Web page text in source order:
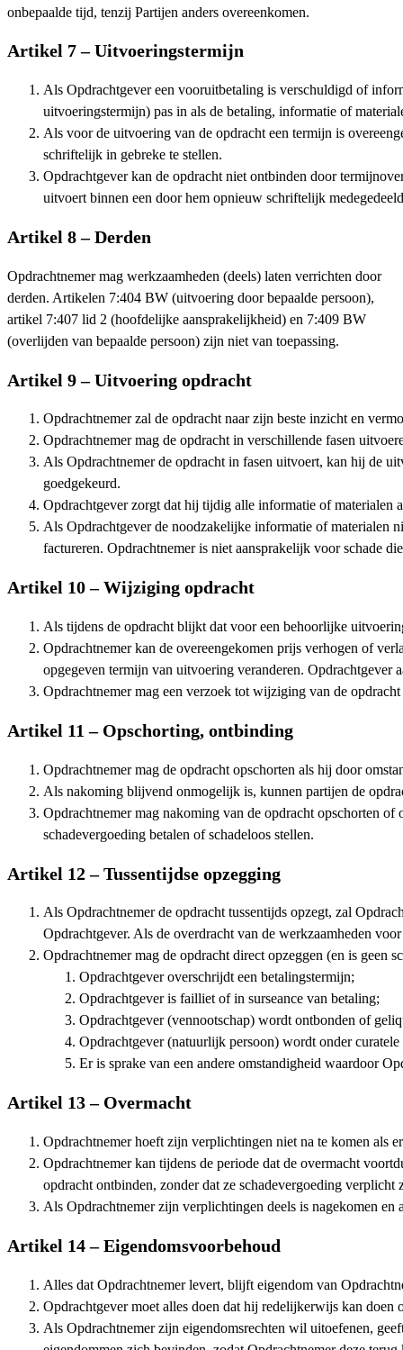
onbepaalde tijd, tenzij Partijen anders overeenkomen.
Artikel 7 – Uitvoeringstermijn
Als Opdrachtgever een vooruitbetaling is verschuldigd of
uitvoeringstermijn) pas in als de betaling, informatie of
Als voor de uitvoering van de opdracht een termijn is
schriftelijk in gebreke te stellen.
Opdrachtgever kan de opdracht niet ontbinden door
uitvoert binnen een door hem opnieuw schriftelijk
Artikel 8 – Derden
Opdrachtnemer mag werkzaamheden (deels) laten verrichten door
derden. Artikelen 7:404 BW (uitvoering door bepaalde persoon),
artikel 7:407 lid 2 (hoofdelijke aansprakelijkheid) en 7:409 BW
(overlijden van bepaalde persoon) zijn niet van toepassing.
Artikel 9 – Uitvoering opdracht
Opdrachtnemer zal de opdracht naar zijn beste inzicht en
Opdrachtnemer mag de opdracht in verschillende fasen
Als Opdrachtnemer de opdracht in fasen uitvoert, kan hij de
goedgekeurd.
Opdrachtgever zorgt dat hij tijdig alle informatie of materialen
Als Opdrachtgever de noodzakelijke informatie of materialen
factureren. Opdrachtnemer is niet aansprakelijk voor schade
Artikel 10 – Wijziging opdracht
Als tijdens de opdracht blijkt dat voor een behoorlijke
Opdrachtnemer kan de overeengekomen prijs verhogen of
opgegeven termijn van uitvoering veranderen.
Opdrachtnemer mag een verzoek tot wijziging van de
Artikel 11 – Opschorting, ontbinding
Opdrachtnemer mag de opdracht opschorten als hij door
Als nakoming blijvend onmogelijk is, kunnen partijen de
Opdrachtnemer mag nakoming van de opdracht opschorten
schadevergoeding betalen of schadeloos stellen.
Artikel 12 – Tussentijdse opzegging
Als Opdrachtnemer de opdracht tussentijds opzegt, zal
Opdrachtgever. Als de overdracht van de werkzaamheden
Opdrachtnemer mag de opdracht direct opzeggen (en is geen
Opdrachtgever overschrijdt een betalingstermijn;
Opdrachtgever is failliet of in surseance van betaling;
Opdrachtgever (vennootschap) wordt ontbonden of
Opdrachtgever (natuurlijk persoon) wordt onder
Er is sprake van een andere omstandigheid waardoor
Artikel 13 – Overmacht
Opdrachtnemer hoeft zijn verplichtingen niet na te komen als
Opdrachtnemer kan tijdens de periode dat de overmacht
opdracht ontbinden, zonder dat ze schadevergoeding verplicht
Als Opdrachtnemer zijn verplichtingen deels is nagekomen en
Artikel 14 – Eigendomsvoorbehoud
Alles dat Opdrachtnemer levert, blijft eigendom van
Opdrachtgever moet alles doen dat hij redelijkerwijs kan
Als Opdrachtnemer zijn eigendomsrechten wil uitoefenen,